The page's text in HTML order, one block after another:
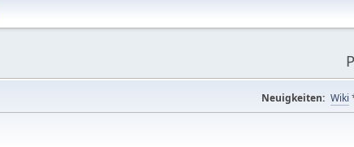
Neuigkeiten: Wiki